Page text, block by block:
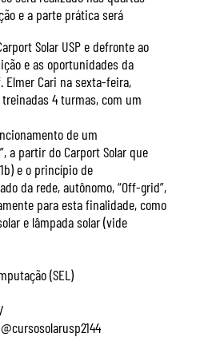
e a parte prática será
Solar USP e defronte ao
e as oportunidades da
Elmer Cari na sexta-feira,
treinadas 4 turmas, com um
de um
a partir do Carport Solar que
e o princípio de
da rede, autônomo, “Off-grid”,
para esta finalidade, como
e lâmpada solar (vide
(SEL)